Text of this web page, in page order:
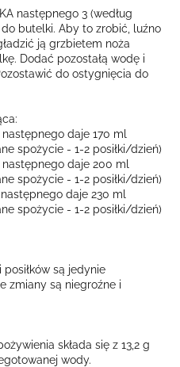
następnego 3 (według
butelki. Aby to zrobić, luźno
ją grzbietem noża
Dodać pozostałą wodę i
do ostygnięcia do
daje 170 ml
spożycie - 1-2 posiłki/dzień)
daje 200 ml
spożycie - 1-2 posiłki/dzień)
daje 230 ml
spożycie - 1-2 posiłki/dzień)
są jedynie
zmiany są niegroźne i
składa się z 13,2 g
wody.